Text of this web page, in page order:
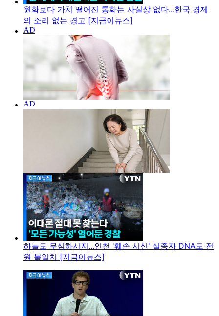
원화보다 가치 떨어진 통화는 사실상 없다...한국 경제
의 소리 없는 경고 [지금이뉴스]
하늘도 무심하시지...인천 '훼손 시신' 실종자 DNA도 전
원 불일치 [지금이뉴스]